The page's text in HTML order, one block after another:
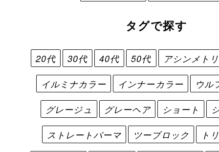
タグで探す
20代 30代 40代 50代 アシンメト
イルミナカラー インナーカラー ウル
グレージュ グレーヘア ショート
ストレートパーマ ツーブロック ト